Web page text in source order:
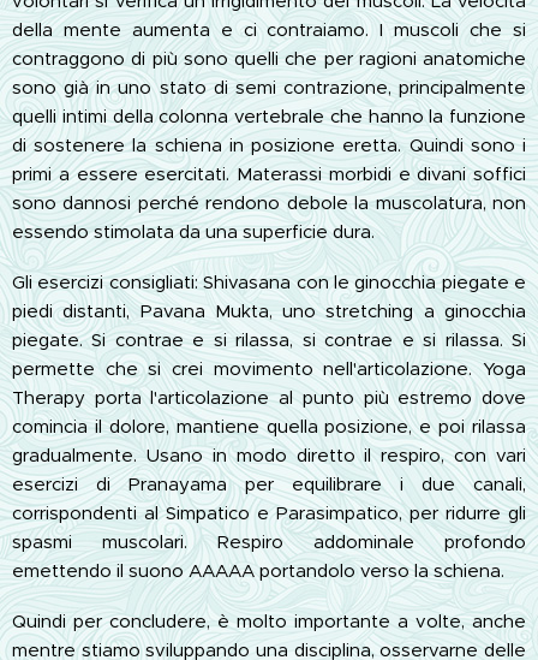
della mente aumenta e ci contraiamo. I muscoli che si
contraggono di più sono quelli che per ragioni anatomiche
sono già in uno stato di semi contrazione, principalmente
quelli intimi della colonna vertebrale che hanno la funzione
di sostenere la schiena in posizione eretta. Quindi sono i
primi a essere esercitati. Materassi morbidi e divani soffici
sono dannosi perché rendono debole la muscolatura, non
essendo stimolata da una superficie dura.
Gli esercizi consigliati: Shivasana con le ginocchia piegate e
piedi distanti, Pavana Mukta, uno stretching a ginocchia
piegate. Si contrae e si rilassa, si contrae e si rilassa. Si
permette che si crei movimento nell'articolazione. Yoga
Therapy porta l'articolazione al punto più estremo dove
comincia il dolore, mantiene quella posizione, e poi rilassa
gradualmente. Usano in modo diretto il respiro, con vari
esercizi di Pranayama per equilibrare i due canali,
corrispondenti al Simpatico e Parasimpatico, per ridurre gli
spasmi muscolari. Respiro addominale profondo
emettendo il suono AAAAA portandolo verso la schiena.
Quindi per concludere, è molto importante a volte, anche
mentre stiamo sviluppando una disciplina, osservarne delle